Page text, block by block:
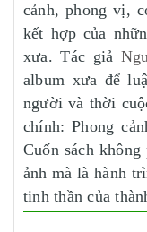
cảnh, phong vị,
kết hợp của
xưa. Tác giả
album xưa để
người và thời
chính: Phong
Cuốn sách
ảnh mà là hành
tinh thần của